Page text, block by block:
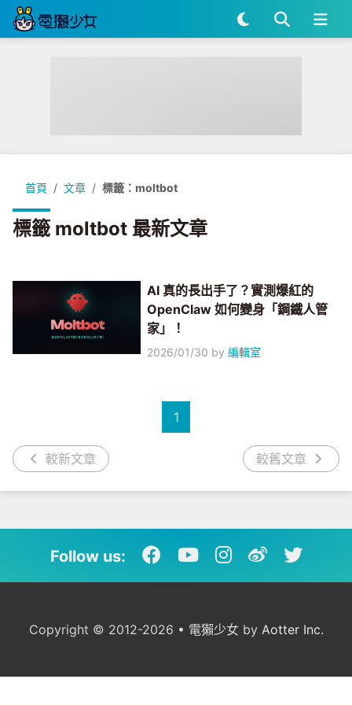
首頁 文章 標籤：moltbot
標籤 moltbot 最新文章
AI 真的長出手了？實測爆紅的
OpenClaw 如何變身「鋼鐵人管
家」！
2026/01/30 by編輯室
較新文章
1
較舊文章
Follow us:
Copyright © 2012-2026 • 電獺少女 by Aotter Inc.